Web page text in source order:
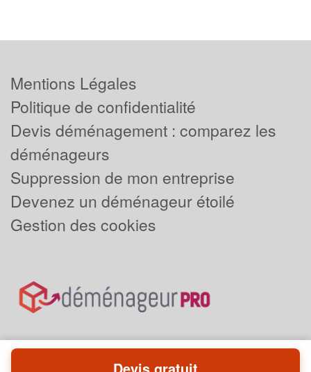
Mentions Légales
Politique de confidentialité
Devis déménagement : comparez les
déménageurs
Suppression de mon entreprise
Devenez un déménageur étoilé
Gestion des cookies